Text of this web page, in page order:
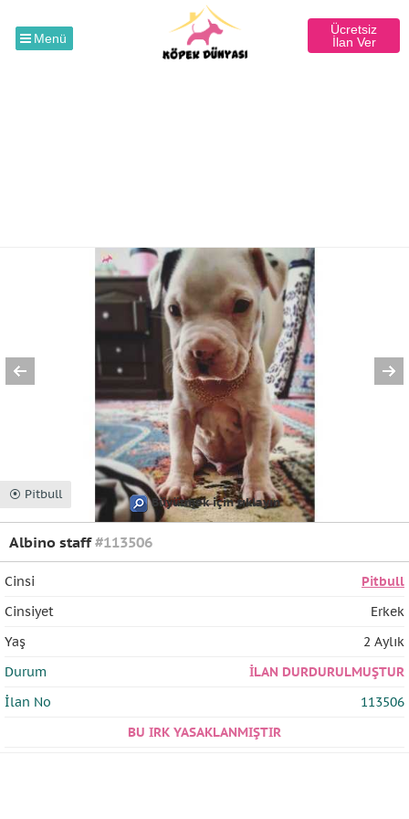
Menü
Ücretsiz
İlan Ver
⦿ Pitbull
Büyütmek için tıklayın
Albino staff#113506
Cinsi
Pitbull
Cinsiyet
Erkek
Yaş
2 Aylık
Durum
İLAN DURDURULMUŞTUR
İlan No
113506
BU IRK YASAKLANMIŞTIR